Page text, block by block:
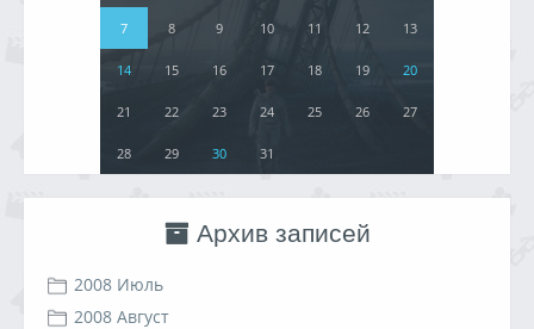
7 8 9 10 11 12 13
14 15 16 17 18 19 20
21 22 23 24 25 26 27
28 29 30 31
Архив записей
2008 Июль
2008 Август